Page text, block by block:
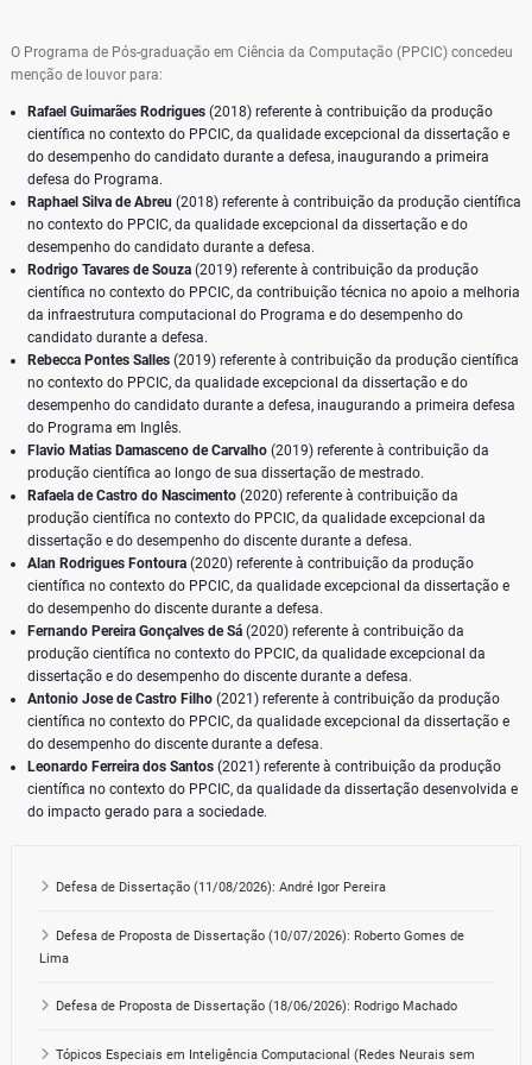
O Programa de Pós-graduação em Ciência da Computação (PPCIC) concedeu
menção de louvor para:
Rafael Guimarães Rodrigues(2018) referente à contribuição da produção
científica no contexto do PPCIC, da qualidade excepcional da dissertação e
do desempenho do candidato durante a defesa, inaugurando a primeira
defesa do Programa.
Raphael Silva de Abreu (2018) referente à contribuição da produção científica
no contexto do PPCIC, da qualidade excepcional da dissertação e do
desempenho do candidato durante a defesa.
Rodrigo Tavares de Souza(2019) referente à contribuição da produção
científica no contexto do PPCIC, da contribuição técnica no apoio a melhoria
da infraestrutura computacional do Programa e do desempenho do
candidato durante a defesa.
Rebecca Pontes Salles(2019) referente à contribuição da produção científica
no contexto do PPCIC, da qualidade excepcional da dissertação e do
desempenho do candidato durante a defesa, inaugurando a primeira defesa
do Programa em Inglês.
Flavio Matias Damasceno de Carvalho(2019) referente à contribuição da
produção científica ao longo de sua dissertação de mestrado.
Rafaela de Castro do Nascimento(2020) referente à contribuição da
produção científica no contexto do PPCIC, da qualidade excepcional da
dissertação e do desempenho do discente durante a defesa.
Alan Rodrigues Fontoura(2020) referente à contribuição da produção
científica no contexto do PPCIC, da qualidade excepcional da dissertação e
do desempenho do discente durante a defesa.
Fernando Pereira Gonçalves de Sá(2020) referente à contribuição da
produção científica no contexto do PPCIC, da qualidade excepcional da
dissertação e do desempenho do discente durante a defesa.
Antonio Jose de Castro Filho(2021) referente à contribuição da produção
científica no contexto do PPCIC, da qualidade excepcional da dissertação e
do desempenho do discente durante a defesa.
Leonardo Ferreira dos Santos (2021) referente à contribuição da produção
científica no contexto do PPCIC, da qualidade da dissertação desenvolvida e
do impacto gerado para a sociedade.
Defesa de Dissertação (11/08/2026): André Igor Pereira
Defesa de Proposta de Dissertação (10/07/2026): Roberto Gomes de
Lima
Defesa de Proposta de Dissertação (18/06/2026): Rodrigo Machado
Tópicos Especiais em Inteligência Computacional (Redes Neurais sem